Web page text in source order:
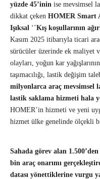
yüzde 45’inin ise mevsimsel
dikkat çeken HOMER Smart
Işıksal ‘’Kış koşullarının
Kasım 2025 itibarıyla ticari
sürücüler üzerinde ek maliyet
olayları, yoğun kar
taşımacılığı, lastik değişim
milyonlarca araç mevsimsel
lastik saklama hizmeti hala
HOMER’in hizmeti ve yeni
hizmet ülke genelinde ölçekli
Sahada görev alan
bin araç onarımı
datası yönettiklerine vurgu